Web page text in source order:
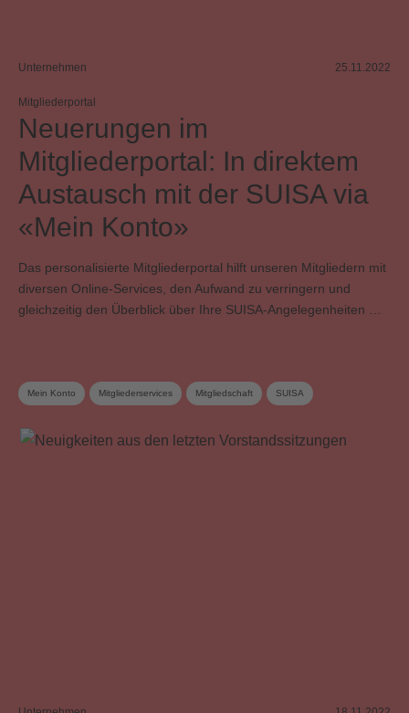
Unternehmen 25.11.2022
Mitgliederportal
Neuerungen im
Mitgliederportal: In direktem
Austausch mit der SUISA via
«Mein Konto»
Das personalisierte Mitgliederportal hilft unseren Mitgliedern mit
diversen Online-Services, den Aufwand zu verringern und
gleichzeitig den Überblick über Ihre SUISA-Angelegenheiten …
Mein Konto Mitgliederservices Mitgliedschaft SUISA